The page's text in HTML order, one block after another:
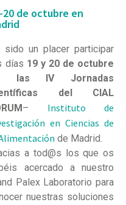
20 de octubre en
sido un placer participar
días 19 y 20 de octubre
las IV Jornadas
del CIAL
– Instituto de
en Ciencias de
de Madrid.
a tod@s los que os
acercado a nuestro
Palex Laboratorio para
nuestras soluciones